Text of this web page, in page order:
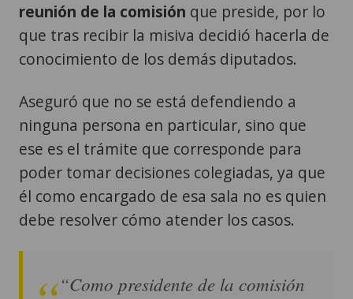
reunión de la comisión que preside, por lo
que tras recibir la misiva decidió hacerla de
conocimiento de los demás diputados.
Aseguró que no se está defendiendo a
ninguna persona en particular, sino que
ese es el trámite que corresponde para
poder tomar decisiones colegiadas, ya que
él como encargado de esa sala no es quien
debe resolver cómo atender los casos.
“Como presidente de la comisión